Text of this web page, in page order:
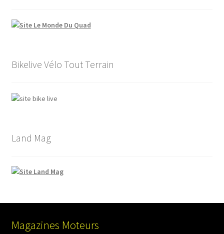
Bikelive Vélo Tout Terrain
Land Mag
Magazines Moteurs